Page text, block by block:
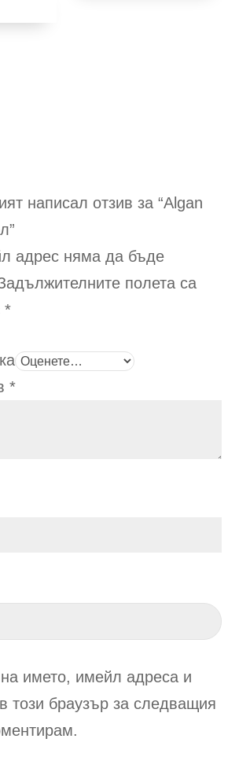
написал отзив за “Algan
”
адрес няма да бъде
полета са
*
*
името, имейл адреса и
този браузър за следващия